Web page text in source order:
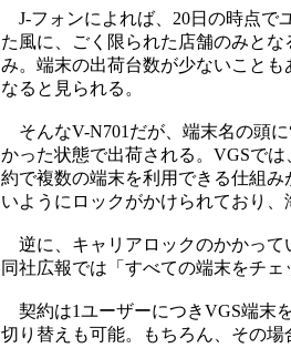
J-フォンによれば、20日の時点で
た風に、ごく限られた店舗のみと
み。端末の出荷台数が少ないこと
なると見られる。
そんなV-N701だが、端末名の頭
かった状態で出荷される。VGSで
約で複数の端末を利用できる仕組
いようにロックがかけられており
逆に、キャリアロックのかかって
同社広報では「すべての端末をチ
契約は1ユーザーにつきVGS端末
切り替えも可能。もちろん、その場